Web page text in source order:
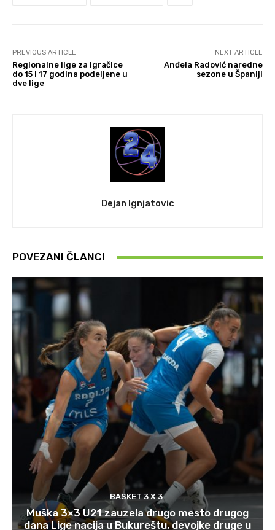
PREVIOUS ARTICLE
Regionalne lige za igračice
do 15 i 17 godina podeljene u
dve lige
NEXT ARTICLE
Anđela Radović naredne
sezone u Španiji
Dejan Ignjatovic
POVEZANI ČLANCI
BASKET 3 X 3
Muška 3×3 U21 zauzela drugo mesto drugog
dana Lige nacija u Bukureštu, devojke druge u